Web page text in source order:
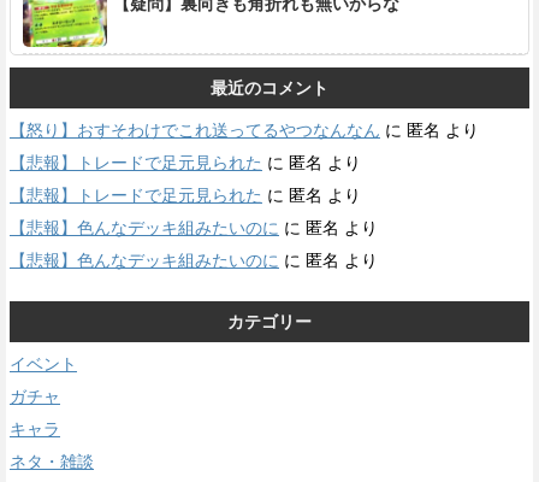
【疑問】裏向きも角折れも無いからな
最近のコメント
【怒り】おすそわけでこれ送ってるやつなんなん に 匿名 より
【悲報】トレードで足元見られた に 匿名 より
【悲報】トレードで足元見られた に 匿名 より
【悲報】色んなデッキ組みたいのに に 匿名 より
【悲報】色んなデッキ組みたいのに に 匿名 より
カテゴリー
イベント
ガチャ
キャラ
ネタ・雑談